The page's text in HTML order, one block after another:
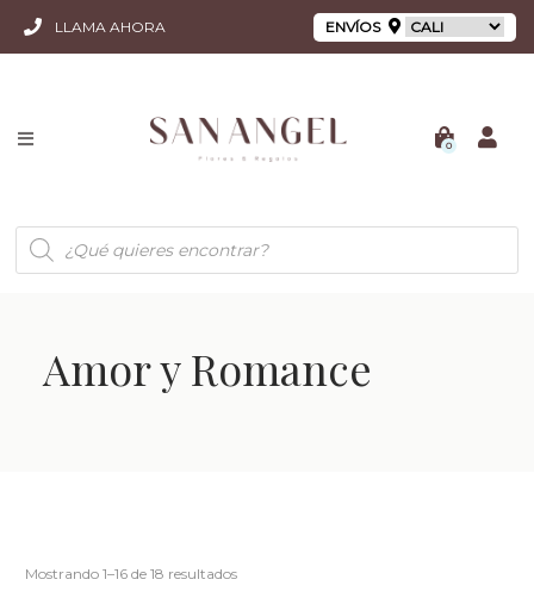
LLAMA AHORA ENVÍOS
0
Búsqueda
de
productos
Amor y Romance
Mostrando 1–16 de 18 resultados